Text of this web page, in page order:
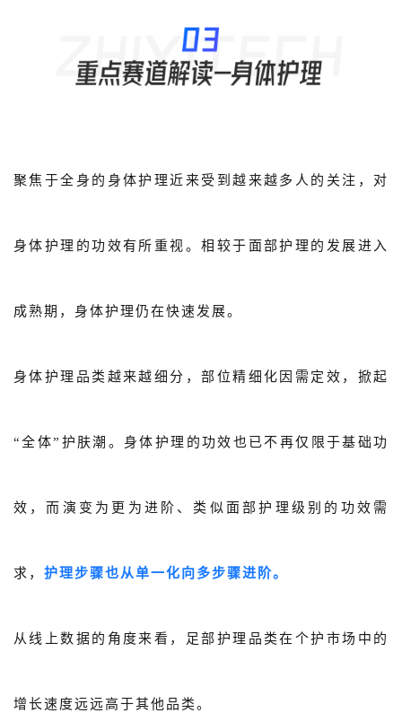
聚焦于全身的身体护理近来受到越来越多人的关注，对
身体护理的功效有所重视。相较于面部护理的发展进入
成熟期，身体护理仍在快速发展。
身体护理品类越来越细分，部位精细化因需定效，掀起
“全体”护肤潮。身体护理的功效也已不再仅限于基础功
效，而演变为更为进阶、类似面部护理级别的功效需
求， 护理步骤也从单一化向多步骤进阶。
从线上数据的角度来看，足部护理品类在个护市场中的
增长速度远远高于其他品类。